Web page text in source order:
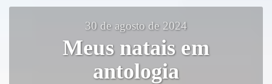
30 de agosto de 2024
Meus natais em
antologia